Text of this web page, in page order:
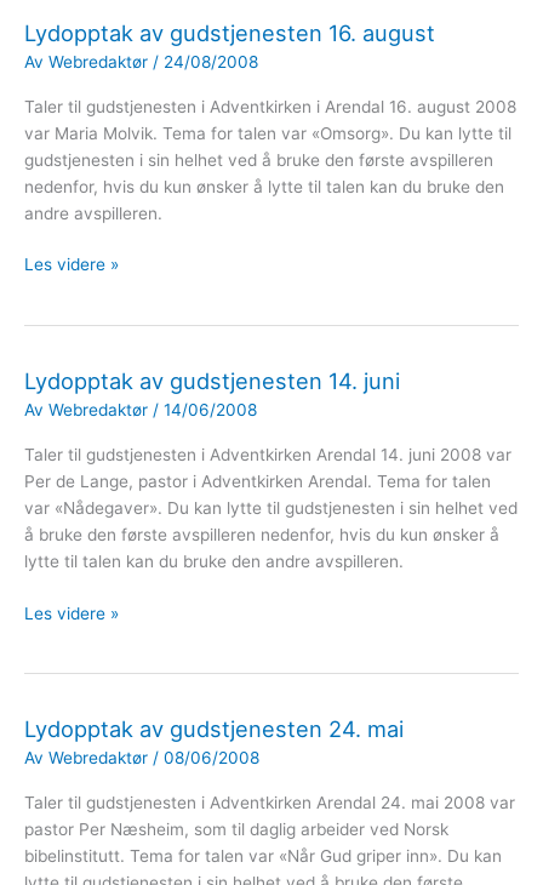
september
Lydopptak av gudstjenesten 16. august
Av Webredaktør / 24/08/2008
Taler til gudstjenesten i Adventkirken i Arendal 16. august 2008
var Maria Molvik. Tema for talen var «Omsorg». Du kan lytte til
gudstjenesten i sin helhet ved å bruke den første avspilleren
nedenfor, hvis du kun ønsker å lytte til talen kan du bruke den
andre avspilleren.
Lydopptak
august
Les videre »
Lydopptak av gudstjenesten 14. juni
Av Webredaktør / 14/06/2008
Taler til gudstjenesten i Adventkirken Arendal 14. juni 2008 var
Per de Lange, pastor i Adventkirken Arendal. Tema for talen
var «Nådegaver». Du kan lytte til gudstjenesten i sin helhet ved
å bruke den første avspilleren nedenfor, hvis du kun ønsker å
lytte til talen kan du bruke den andre avspilleren.
Lydopptak
juni
Les videre »
Lydopptak av gudstjenesten 24. mai
Av Webredaktør / 08/06/2008
Taler til gudstjenesten i Adventkirken Arendal 24. mai 2008 var
pastor Per Næsheim, som til daglig arbeider ved Norsk
bibelinstitutt. Tema for talen var «Når Gud griper inn». Du kan